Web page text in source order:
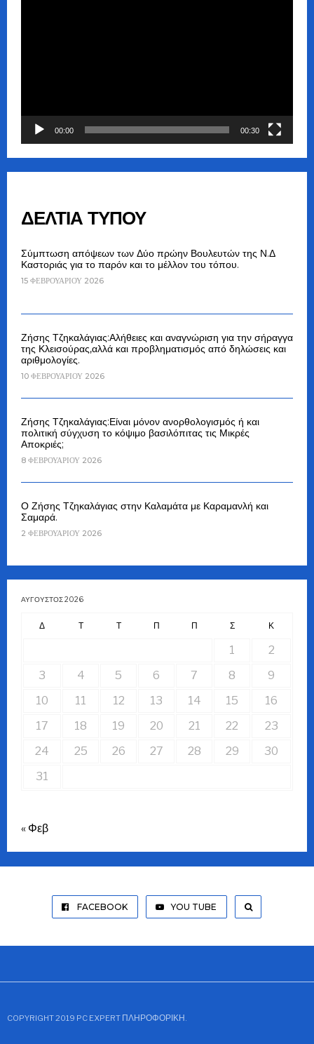
00:00 00:30
ΔΕΛΤΙΑ ΤΥΠΟΥ
Σύμπτωση απόψεων των Δύο πρώην Βουλευτών της Ν.Δ
Καστοριάς για το παρόν και το μέλλον του τόπου.
15 ΦΕΒΡΟΥΑΡΊΟΥ 2026
Ζήσης Τζηκαλάγιας:Αλήθειες και αναγνώριση για την σήραγγα
της Κλεισούρας,αλλά και προβληματισμός από δηλώσεις και
αριθμολογίες.
10 ΦΕΒΡΟΥΑΡΊΟΥ 2026
Ζήσης Τζηκαλάγιας:Είναι μόνον ανορθολογισμός ή και
πολιτική σύγχυση το κόψιμο βασιλόπιτας τις Μικρές
Αποκριές;
8 ΦΕΒΡΟΥΑΡΊΟΥ 2026
Ο Ζήσης Τζηκαλάγιας στην Καλαμάτα με Καραμανλή και
Σαμαρά.
2 ΦΕΒΡΟΥΑΡΊΟΥ 2026
ΑΎΓΟΥΣΤΟΣ 2026
Δ Τ Τ Π Π Σ Κ
1
2
3
4 5 6 7 8
9
10
11 12 13 14 15
16
17
18 19 20 21 22
23
24
25 26 27 28 29
30
31
« Φεβ
FACEBOOK YOU TUBE
COPYRIGHT 2019 PC EXPERT ΠΛΗΡΟΦΟΡΙΚΉ.